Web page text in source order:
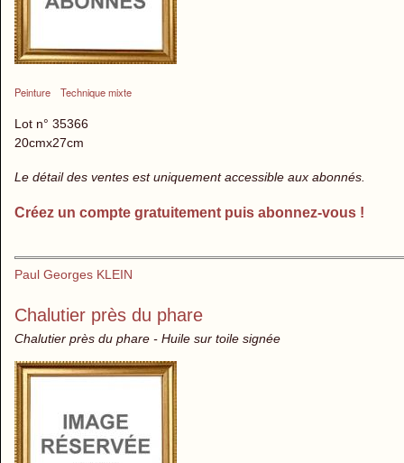
Peinture Technique mixte
Lot n° 35366
20cmx27cm
Le détail des ventes est uniquement accessible aux abonnés.
Créez un compte gratuitement puis abonnez-vous !
Paul Georges KLEIN
Chalutier près du phare
Chalutier près du phare - Huile sur toile signée